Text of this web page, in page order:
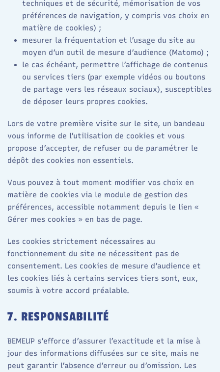
techniques et de sécurité, mémorisation de vos
préférences de navigation, y compris vos choix en
matière de cookies) ;
mesurer la fréquentation et l’usage du site au
moyen d’un outil de mesure d’audience (Matomo) ;
le cas échéant, permettre l’affichage de contenus
ou services tiers (par exemple vidéos ou boutons
de partage vers les réseaux sociaux), susceptibles
de déposer leurs propres cookies.
Lors de votre première visite sur le site, un bandeau
vous informe de l’utilisation de cookies et vous
propose d’accepter, de refuser ou de paramétrer le
dépôt des cookies non essentiels.
Vous pouvez à tout moment modifier vos choix en
matière de cookies via le module de gestion des
préférences, accessible notamment depuis le lien «
Gérer mes cookies » en bas de page.
Les cookies strictement nécessaires au
fonctionnement du site ne nécessitent pas de
consentement. Les cookies de mesure d’audience et
les cookies liés à certains services tiers sont, eux,
soumis à votre accord préalable.
7. RESPONSABILITÉ
BEMEUP s’efforce d’assurer l’exactitude et la mise à
jour des informations diffusées sur ce site, mais ne
peut garantir l’absence d’erreur ou d’omission. Les